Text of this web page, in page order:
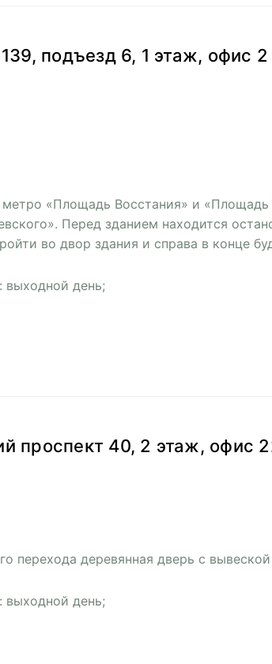
подъезд 6, 1 этаж, офис 2
«Площадь Восстания» и «Площадь
Перед зданием находится
во двор здания и справа в конце
выходной день;
проспект 40, 2 этаж, офис
перехода деревянная дверь с
выходной день;